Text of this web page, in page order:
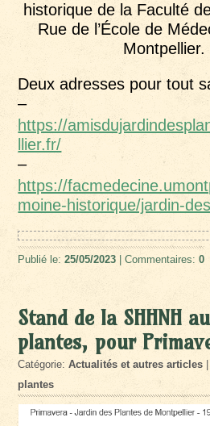
historique de la Faculté
Rue de l’École de
Montpellier.
Deux adresses pour tout
–
https://
llier.fr/
–
https://
moine-historique/jardin-
Publié le:25/05/2023 | Commentaires:0
Stand de la SHHNH
plantes, pour
Catégorie:Actualités et autres articles
plantes